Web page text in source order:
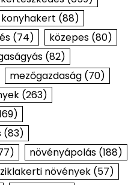
konyhakert (88)
(74) közepes(80)
(82)
mezőgazdaság(70)
(263)
(83)
növényápolás(188)
növények(57)